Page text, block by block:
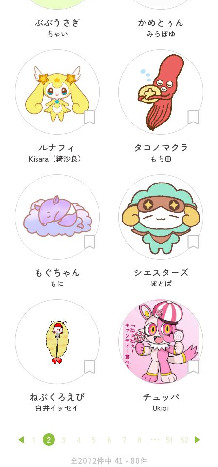
ぶぶうさぎ
ちゃい
かめとぅん
みらぽゆ
ルナフィ
Kisara（綺沙良）
タコノマクラ
もち田
もぐちゃん
もに
シエスターズ
ぽとぱ
ねぶくろえび
白井イッセイ
チュッパ
Ukipi
1 2 3 4 5 6 7 8 51 52
全2072件中 41 - 80件